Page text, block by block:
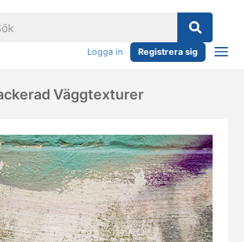
Logga in Registrera sig
Väggtexturer